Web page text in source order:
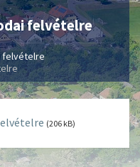
felvételre
felvételre
(206 kB)